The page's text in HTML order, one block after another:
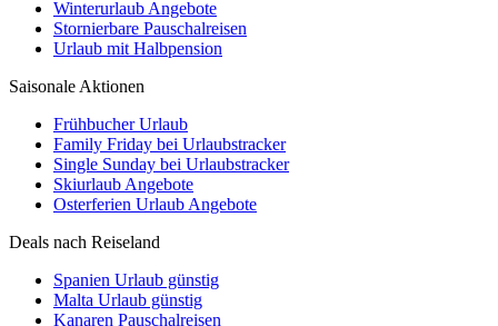
Winterurlaub Angebote
Stornierbare Pauschalreisen
Urlaub mit Halbpension
Saisonale Aktionen
Frühbucher Urlaub
Family Friday bei Urlaubstracker
Single Sunday bei Urlaubstracker
Skiurlaub Angebote
Osterferien Urlaub Angebote
Deals nach Reiseland
Spanien Urlaub günstig
Malta Urlaub günstig
Kanaren Pauschalreisen